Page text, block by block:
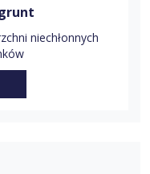
niechłonnych